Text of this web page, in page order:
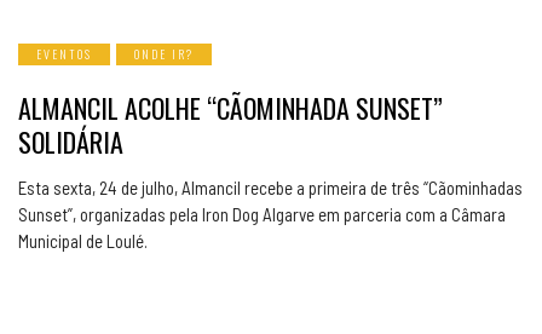
EVENTOS ONDE IR?
ALMANCIL ACOLHE “CÃOMINHADA SUNSET”
SOLIDÁRIA
Esta sexta, 24 de julho, Almancil recebe a primeira de três “Cãominhadas
Sunset”, organizadas pela Iron Dog Algarve em parceria com a Câmara
Municipal de Loulé.